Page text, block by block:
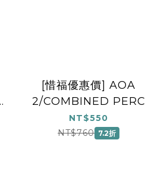
[惜福優惠價] AOA
2/COMBINED PERC
NT$550
NT$760 7.2折